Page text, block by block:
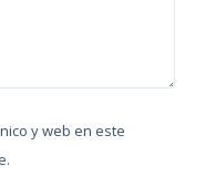
y web en este